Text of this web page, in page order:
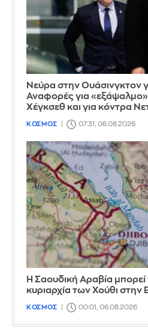
Νεύρα στην Ουάσινγκτον
Αναφορές για
Χέγκσεθ και για κόντρα
ΚΟΣΜΟΣ 07:31, 06.08.2026
Η Σαουδική Αραβία μπορεί
κυριαρχία των Χούθι
ΚΟΣΜΟΣ 00:01, 06.08.2026